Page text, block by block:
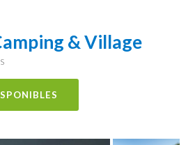
& Village